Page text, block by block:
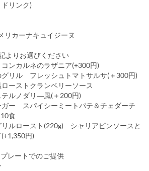
リンク)
リカーナキュイジーヌ
よりお選びください
コンカルネのラザニア(+300円)
グリル フレッシュトマトサルサ(＋300円)
ーストクランベリーソース
ルノダリ―風(＋200円)
ガー スパイシーミートパテ＆チェダーチ
食
リルロースト(220g) シャリアピンソースと
円)
プレートでのご提供